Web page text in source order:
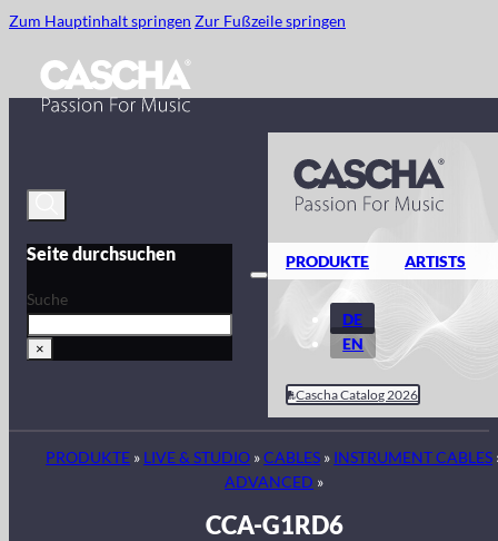
Zum Hauptinhalt springen Zur Fußzeile springen
Seite durchsuchen
Suche
×
PRODUKTE ARTISTS
DE
EN
Cascha Catalog 2026
PRODUKTE » LIVE & STUDIO »CABLES » INSTRUMENT CABLES
ADVANCED »
CCA-G1RD6